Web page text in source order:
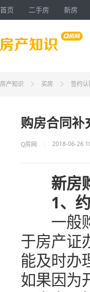
首页 二手房 新房
房产知识 买房 签约认
购房合同补
Q房网 2018-06-26
新房
1、
一般购
于房产证
能及时办
如果因为